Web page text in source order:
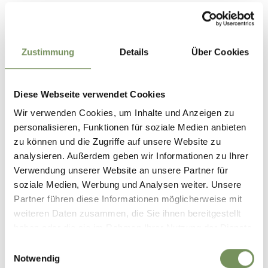
Zustimmung Details Über Cookies
Diese Webseite verwendet Cookies
Wir verwenden Cookies, um Inhalte und Anzeigen zu
personalisieren, Funktionen für soziale Medien anbieten
zu können und die Zugriffe auf unsere Website zu
analysieren. Außerdem geben wir Informationen zu Ihrer
Verwendung unserer Website an unsere Partner für
soziale Medien, Werbung und Analysen weiter. Unsere
Partner führen diese Informationen möglicherweise mit
weiteren Daten zusammen, die Sie ihnen bereitgestellt
Notwendig
• Buslinie 240 von Meran Richtung St.
Leonhard/Moos/Pfelders.
• Buslinie 240 von Pfelders/Moos Richtung St.
Leonhard/Meran.
• Buslinie 239 vom Jaufenpass/von Walten Richtung St.
Haltestelle "St. Leonhard, Busbahnhof"
Die Fahrpläne findest du auf www.suedtirolmobil.info oder